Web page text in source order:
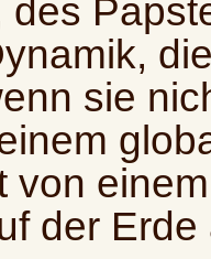
des
sie
von
der